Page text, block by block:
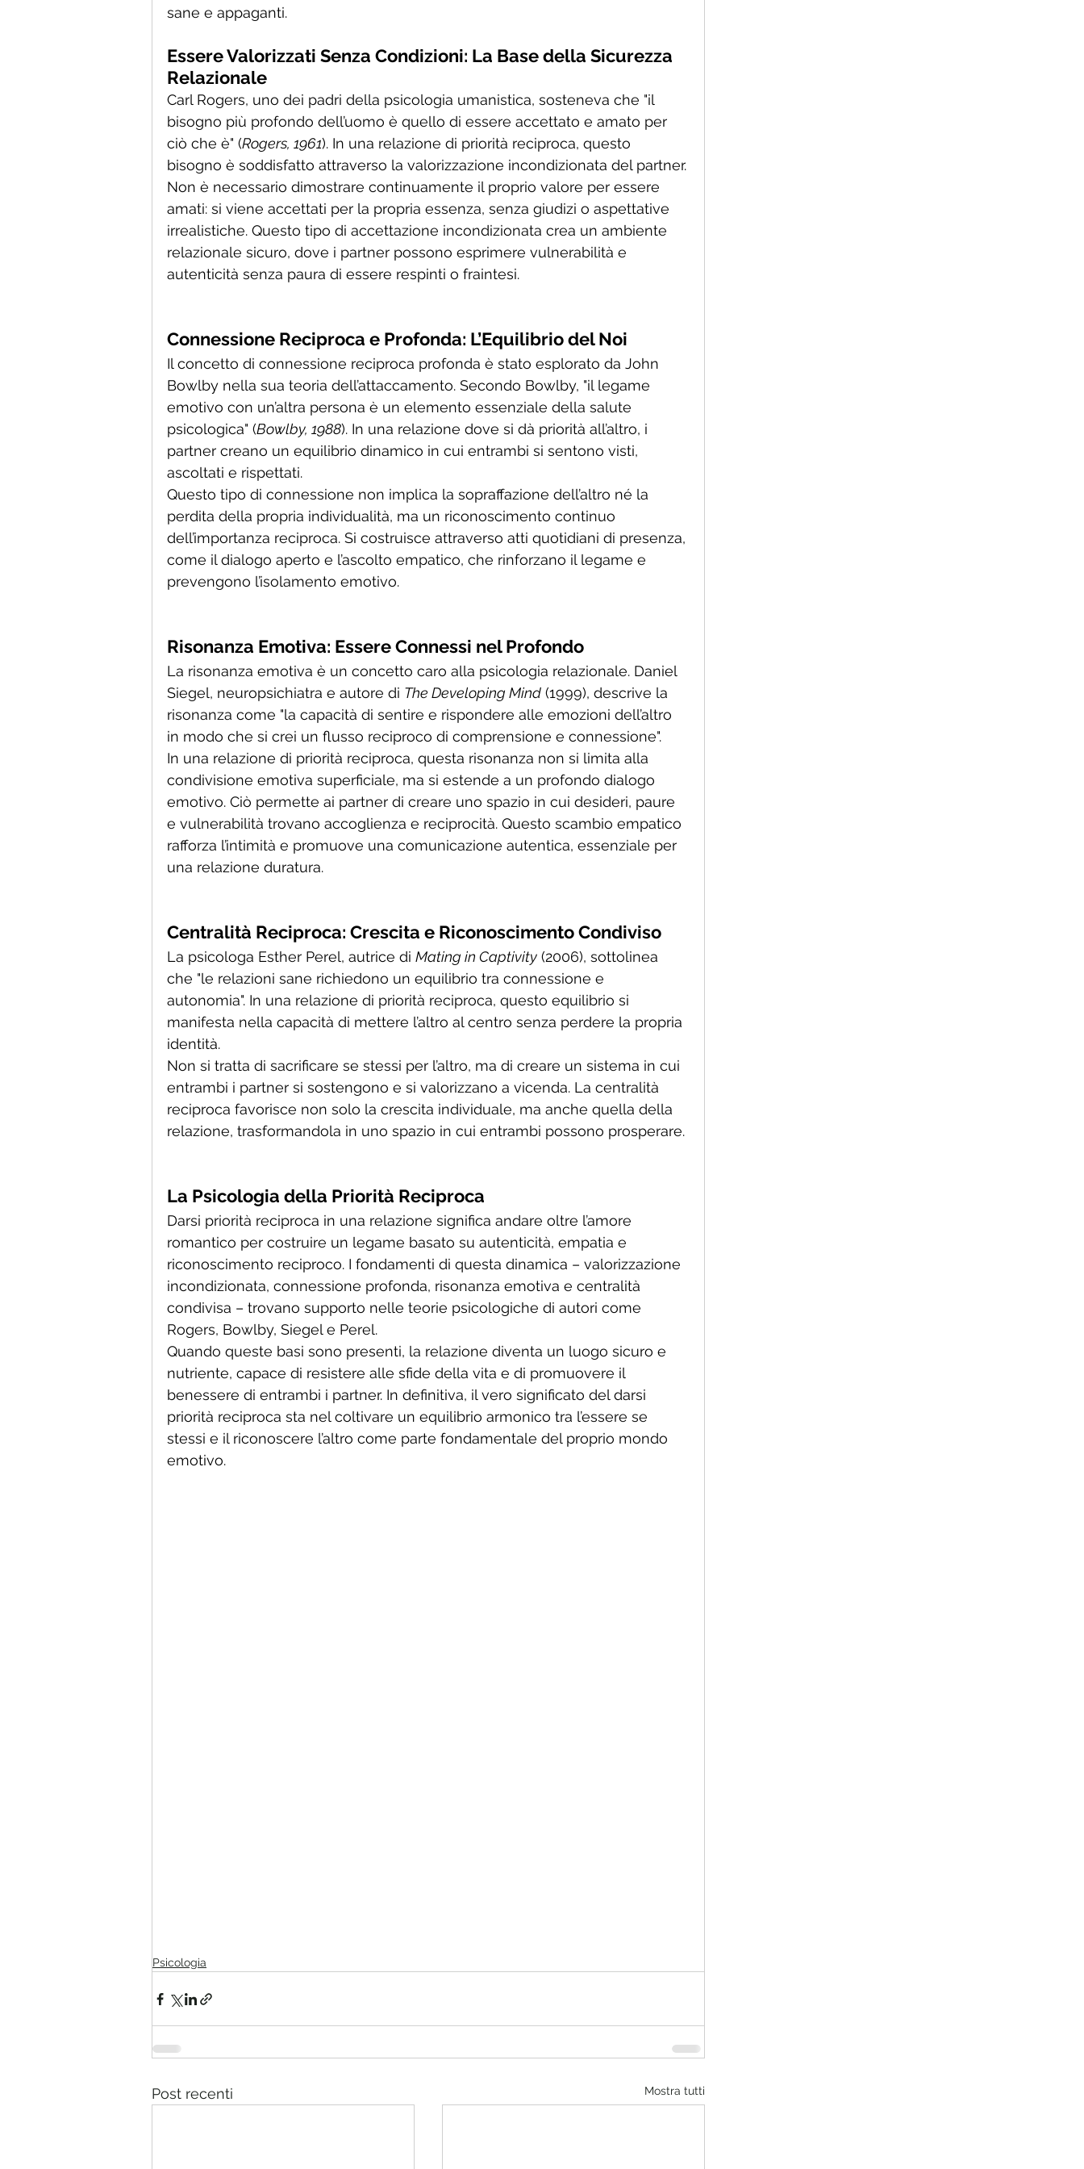
sane e appaganti.
Essere Valorizzati Senza Condizioni: La Base della Sicurezza
Relazionale
Carl Rogers, uno dei padri della psicologia umanistica, sosteneva che "il
bisogno più profondo dell’uomo è quello di essere accettato e amato per
ciò che è" (Rogers, 1961). In una relazione di priorità reciproca, questo
bisogno è soddisfatto attraverso la valorizzazione incondizionata del partner.
Non è necessario dimostrare continuamente il proprio valore per essere
amati: si viene accettati per la propria essenza, senza giudizi o aspettative
irrealistiche. Questo tipo di accettazione incondizionata crea un ambiente
relazionale sicuro, dove i partner possono esprimere vulnerabilità e
autenticità senza paura di essere respinti o fraintesi.
Connessione Reciproca e Profonda: L’Equilibrio del Noi
Il concetto di connessione reciproca profonda è stato esplorato da John
Bowlby nella sua teoria dell’attaccamento. Secondo Bowlby, "il legame
emotivo con un’altra persona è un elemento essenziale della salute
psicologica" (Bowlby, 1988). In una relazione dove si dà priorità all’altro, i
partner creano un equilibrio dinamico in cui entrambi si sentono visti,
ascoltati e rispettati.
Questo tipo di connessione non implica la sopraffazione dell’altro né la
perdita della propria individualità, ma un riconoscimento continuo
dell’importanza reciproca. Si costruisce attraverso atti quotidiani di presenza,
come il dialogo aperto e l’ascolto empatico, che rinforzano il legame e
prevengono l’isolamento emotivo.
Risonanza Emotiva: Essere Connessi nel Profondo
La risonanza emotiva è un concetto caro alla psicologia relazionale. Daniel
Siegel, neuropsichiatra e autore di The Developing Mind (1999), descrive la
risonanza come "la capacità di sentire e rispondere alle emozioni dell’altro
in modo che si crei un flusso reciproco di comprensione e connessione".
In una relazione di priorità reciproca, questa risonanza non si limita alla
condivisione emotiva superficiale, ma si estende a un profondo dialogo
emotivo. Ciò permette ai partner di creare uno spazio in cui desideri, paure
e vulnerabilità trovano accoglienza e reciprocità. Questo scambio empatico
rafforza l’intimità e promuove una comunicazione autentica, essenziale per
una relazione duratura.
Centralità Reciproca: Crescita e Riconoscimento Condiviso
La psicologa Esther Perel, autrice di Mating in Captivity (2006), sottolinea
che "le relazioni sane richiedono un equilibrio tra connessione e
autonomia". In una relazione di priorità reciproca, questo equilibrio si
manifesta nella capacità di mettere l’altro al centro senza perdere la propria
identità.
Non si tratta di sacrificare se stessi per l’altro, ma di creare un sistema in cui
entrambi i partner si sostengono e si valorizzano a vicenda. La centralità
reciproca favorisce non solo la crescita individuale, ma anche quella della
relazione, trasformandola in uno spazio in cui entrambi possono prosperare.
La Psicologia della Priorità Reciproca
Darsi priorità reciproca in una relazione significa andare oltre l’amore
romantico per costruire un legame basato su autenticità, empatia e
riconoscimento reciproco. I fondamenti di questa dinamica – valorizzazione
incondizionata, connessione profonda, risonanza emotiva e centralità
condivisa – trovano supporto nelle teorie psicologiche di autori come
Rogers, Bowlby, Siegel e Perel.
Quando queste basi sono presenti, la relazione diventa un luogo sicuro e
nutriente, capace di resistere alle sfide della vita e di promuovere il
benessere di entrambi i partner. In definitiva, il vero significato del darsi
priorità reciproca sta nel coltivare un equilibrio armonico tra l’essere se
stessi e il riconoscere l’altro come parte fondamentale del proprio mondo
emotivo.
Psicologia
Post recenti Mostra tutti